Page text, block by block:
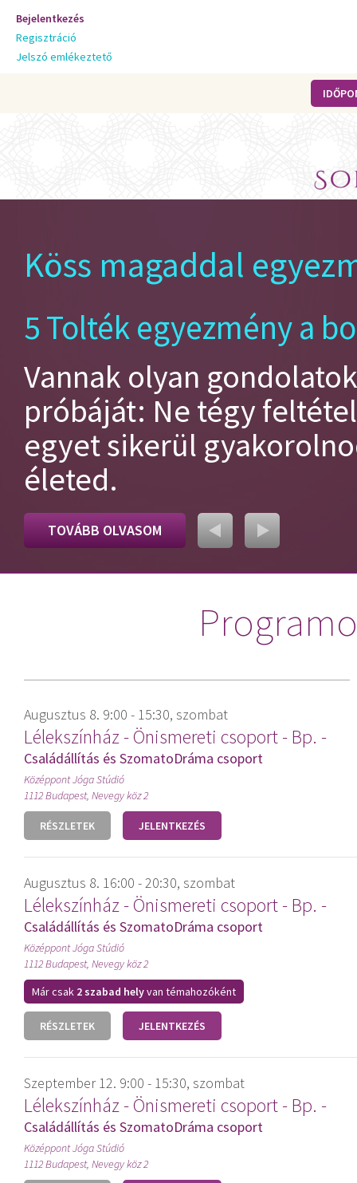
Bejelentkezés
Regisztráció
Jelszó emlékeztető
Köss magaddal
5 Tolték egyezmény a
Vannak olyan
próbáját: Ne tégy
egyet sikerül
életed.
TOVÁBB OLVASOM
Augusztus 8. 9:00 - 15:30, szombat
Lélekszínház - Önismereti csoport - Bp. -
Családállítás és SzomatoDráma csoport
Középpont Jóga Stúdió
1112 Budapest, Nevegy köz 2
RÉSZLETEK JELENTKEZÉS
Augusztus 8. 16:00 - 20:30, szombat
Lélekszínház - Önismereti csoport - Bp. -
Családállítás és SzomatoDráma csoport
Középpont Jóga Stúdió
1112 Budapest, Nevegy köz 2
Már csak 2 szabad helyvan témahozóként
RÉSZLETEK JELENTKEZÉS
Szeptember 12. 9:00 - 15:30, szombat
Lélekszínház - Önismereti csoport - Bp. -
Családállítás és SzomatoDráma csoport
Középpont Jóga Stúdió
1112 Budapest, Nevegy köz 2